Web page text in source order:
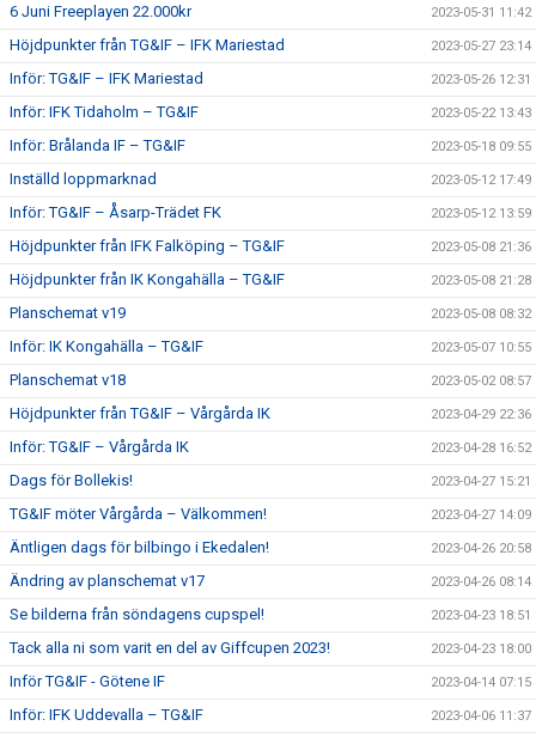
6 Juni Freeplayen 22.000kr 2023-05-31 11:42
Höjdpunkter från TG&IF – IFK Mariestad 2023-05-27 23:14
Inför: TG&IF – IFK Mariestad 2023-05-26 12:31
Inför: IFK Tidaholm – TG&IF 2023-05-22 13:43
Inför: Brålanda IF – TG&IF 2023-05-18 09:55
Inställd loppmarknad 2023-05-12 17:49
Inför: TG&IF – Åsarp-Trädet FK 2023-05-12 13:59
Höjdpunkter från IFK Falköping – TG&IF 2023-05-08 21:36
Höjdpunkter från IK Kongahälla – TG&IF 2023-05-08 21:28
Planschemat v19 2023-05-08 08:32
Inför: IK Kongahälla – TG&IF 2023-05-07 10:55
Planschemat v18 2023-05-02 08:57
Höjdpunkter från TG&IF – Vårgårda IK 2023-04-29 22:36
Inför: TG&IF – Vårgårda IK 2023-04-28 16:52
Dags för Bollekis! 2023-04-27 15:21
TG&IF möter Vårgårda – Välkommen! 2023-04-27 14:09
Äntligen dags för bilbingo i Ekedalen! 2023-04-26 20:58
Ändring av planschemat v17 2023-04-26 08:14
Se bilderna från söndagens cupspel! 2023-04-23 18:51
Tack alla ni som varit en del av Giffcupen 2023! 2023-04-23 18:00
Inför TG&IF - Götene IF 2023-04-14 07:15
Inför: IFK Uddevalla – TG&IF 2023-04-06 11:37